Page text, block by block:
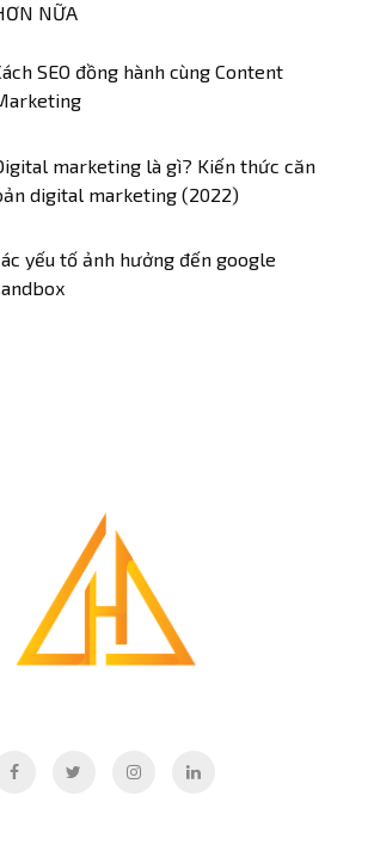
NỮA
SEO đồng hành cùng Content
marketing là gì? Kiến thức căn
digital marketing (2022)
yếu tố ảnh hưởng đến google